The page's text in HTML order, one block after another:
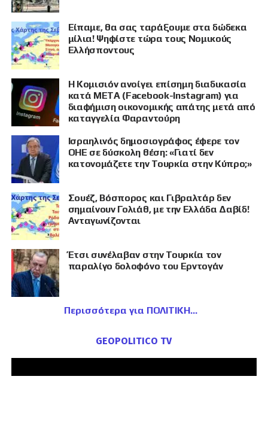
Είπαμε, θα σας ταράξουμε στα δώδεκα
μίλια! Ψηφίστε τώρα τους Νομικούς
Ελλήσποντους
Η Κομισιόν ανοίγει επίσημη διαδικασία
κατά META (Facebook-Instagram) για
διαφήμιση οικονομικής απάτης μετά από
καταγγελία Φαραντούρη
Ισραηλινός δημοσιογράφος έφερε τον
ΟΗΕ σε δύσκολη θέση: «Γιατί δεν
κατονομάζετε την Τουρκία στην Κύπρο;»
Σουέζ, Βόσπορος και Γιβραλτάρ δεν
σημαίνουν Γολιάθ, με την Ελλάδα Δαβίδ!
Ανταγωνίζονται
Έτσι συνέλαβαν στην Τουρκία τον
παραλίγο δολοφόνο του Ερντογάν
Περισσότερα για ΠΟΛΙΤΙΚΗ
GEOPOLITICO TV